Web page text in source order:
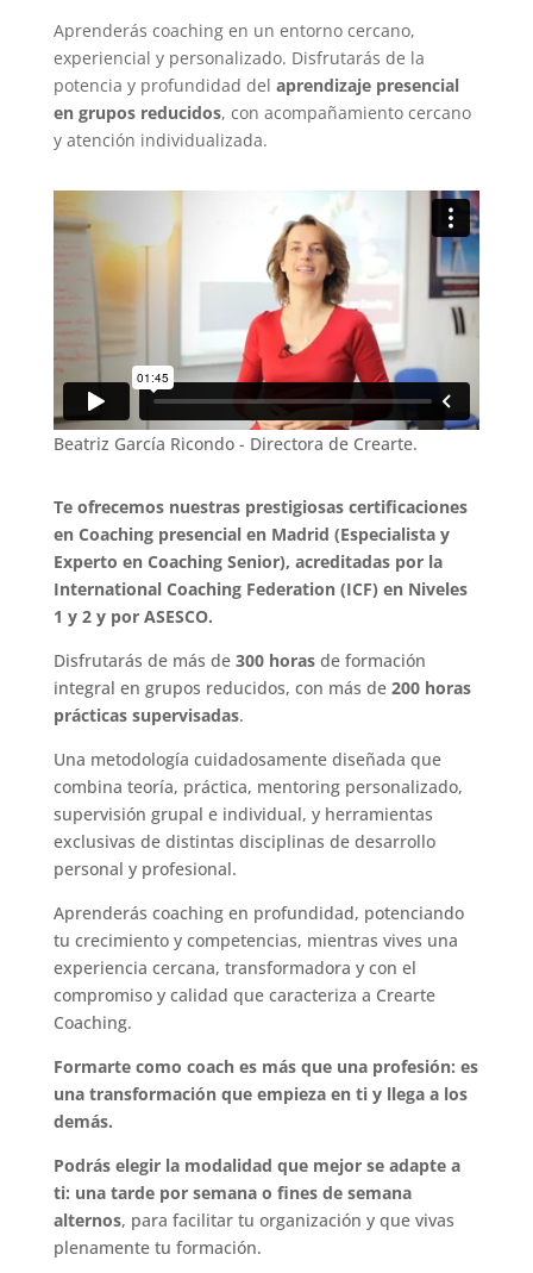
Aprenderás coaching en un entorno cercano,
experiencial y personalizado. Disfrutarás de la
potencia y profundidad del aprendizaje presencial
en grupos reducidos, con acompañamiento cercano
y atención individualizada.
Beatriz García Ricondo - Directora de Crearte.
Te ofrecemos nuestras prestigiosas certificaciones
en Coaching presencial en Madrid (Especialista y
Experto en Coaching Senior), acreditadas por la
International Coaching Federation (ICF) en Niveles
1 y 2 y por ASESCO.
Disfrutarás de más de 300 horasde formación
integral en grupos reducidos, con más de 200 horas
prácticas supervisadas.
Una metodología cuidadosamente diseñada que
combina teoría, práctica, mentoring personalizado,
supervisión grupal e individual, y herramientas
exclusivas de distintas disciplinas de desarrollo
personal y profesional.
Aprenderás coaching en profundidad, potenciando
tu crecimiento y competencias, mientras vives una
experiencia cercana, transformadora y con el
compromiso y calidad que caracteriza a Crearte
Coaching.
Formarte como coach es más que una profesión: es
una transformación que empieza en ti y llega a los
demás.
Podrás elegir la modalidad que mejor se adapte a
ti: una tarde por semana o fines de semana
alternos, para facilitar tu organización y que vivas
plenamente tu formación.